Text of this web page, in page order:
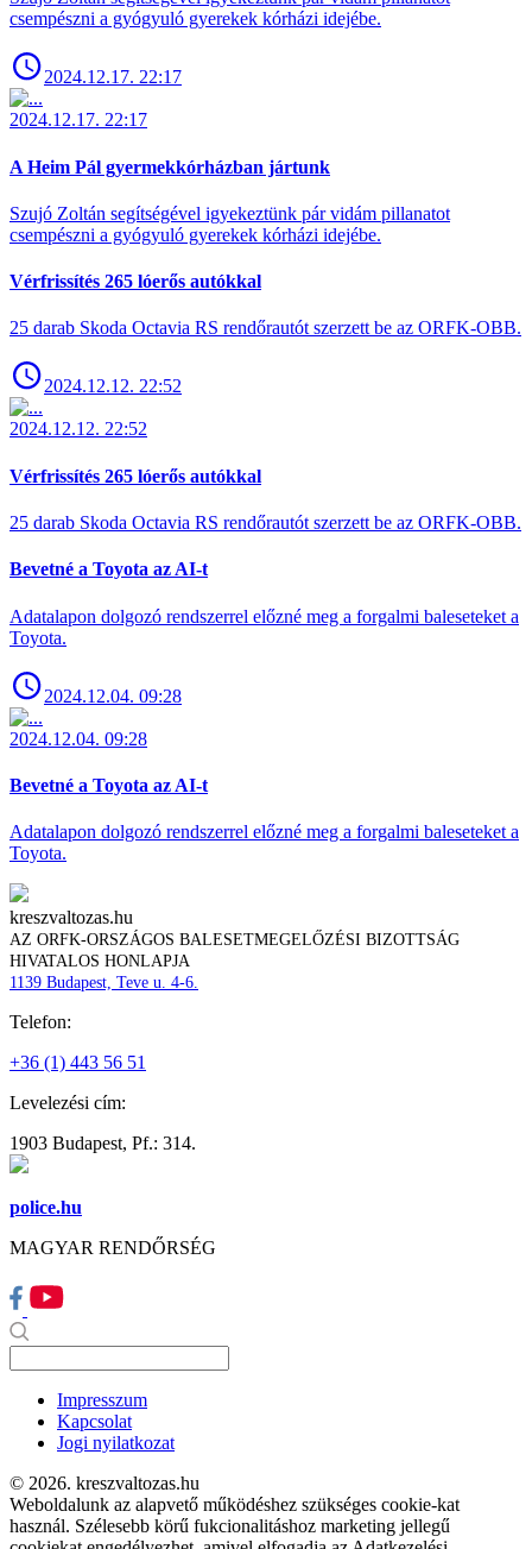
csempészni a gyógyuló gyerekek kórházi idejébe.
2024.12.17. 22:17
2024.12.17. 22:17
A Heim Pál gyermekkórházban jártunk
Szujó Zoltán segítségével igyekeztünk pár vidám pillanatot
csempészni a gyógyuló gyerekek kórházi idejébe.
Vérfrissítés 265 lóerős autókkal
25 darab Skoda Octavia RS rendőrautót szerzett be az ORFK-OBB.
2024.12.12. 22:52
2024.12.12. 22:52
Vérfrissítés 265 lóerős autókkal
25 darab Skoda Octavia RS rendőrautót szerzett be az ORFK-OBB.
Bevetné a Toyota az AI-t
Adatalapon dolgozó rendszerrel előzné meg a forgalmi baleseteket a
Toyota.
2024.12.04. 09:28
2024.12.04. 09:28
Bevetné a Toyota az AI-t
Adatalapon dolgozó rendszerrel előzné meg a forgalmi baleseteket a
Toyota.
kreszvaltozas.hu
AZ ORFK-ORSZÁGOS BALESETMEGELŐZÉSI BIZOTTSÁG
HIVATALOS HONLAPJA
1139 Budapest, Teve u. 4-6.
Telefon:
+36 (1) 443 56 51
Levelezési cím:
1903 Budapest, Pf.: 314.
police.hu
MAGYAR RENDŐRSÉG
Impresszum
Kapcsolat
Jogi nyilatkozat
© 2026. kreszvaltozas.hu
Weboldalunk az alapvető működéshez szükséges cookie-kat
használ. Szélesebb körű fukcionalitáshoz marketing jellegű